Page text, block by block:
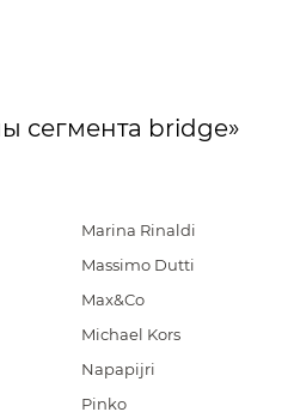
сегмента bridge»
Marina Rinaldi
Massimo Dutti
Max&Co
Michael Kors
Napapijri
Pinko